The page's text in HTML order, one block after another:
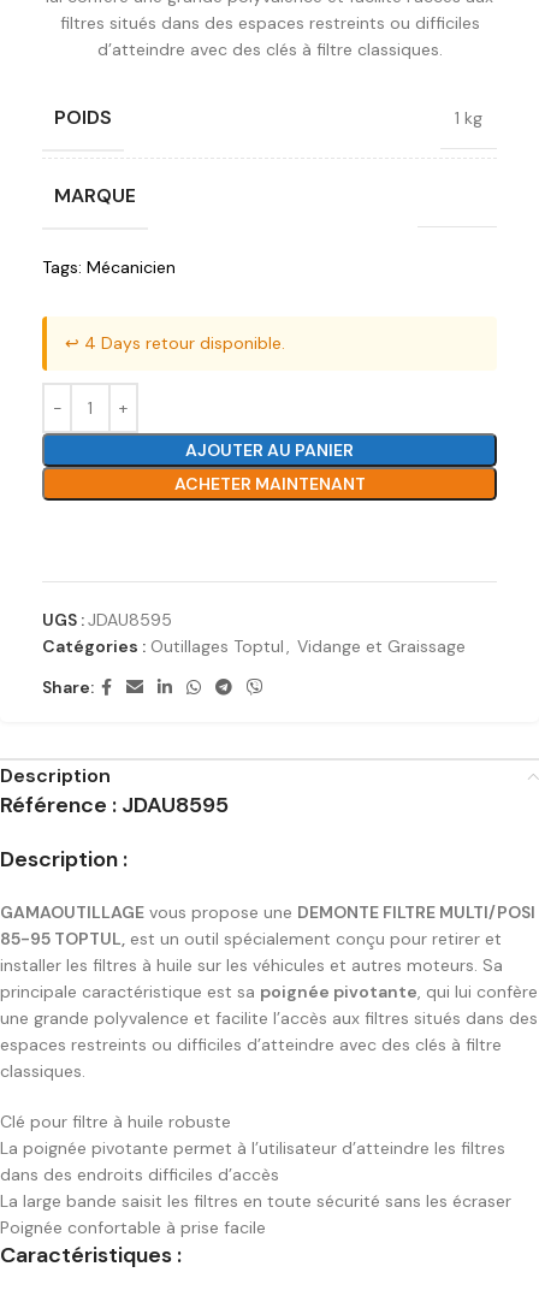
filtres situés dans des espaces restreints ou difficiles
d’atteindre avec des clés à filtre classiques.
POIDS 1 kg
MARQUE
Tags: Mécanicien
↩️ 4 Days retour disponible.
AJOUTER AU PANIER
ACHETER MAINTENANT
UGS :JDAU8595
Catégories : Outillages Toptul, Vidange et Graissage
Share:
Description
Référence : JDAU8595
Description :
GAMAOUTILLAGE vous propose une DEMONTE FILTRE MULTI/POSI
85-95 TOPTUL, est un outil spécialement conçu pour retirer et
installer les filtres à huile sur les véhicules et autres moteurs. Sa
principale caractéristique est sa poignée pivotante, qui lui confère
une grande polyvalence et facilite l’accès aux filtres situés dans des
espaces restreints ou difficiles d’atteindre avec des clés à filtre
classiques.
Clé pour filtre à huile robuste
La poignée pivotante permet à l’utilisateur d’atteindre les filtres
dans des endroits difficiles d’accès
La large bande saisit les filtres en toute sécurité sans les écraser
Poignée confortable à prise facile
Caractéristiques :